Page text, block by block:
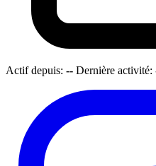
Actif depuis: -- Dernière activité: